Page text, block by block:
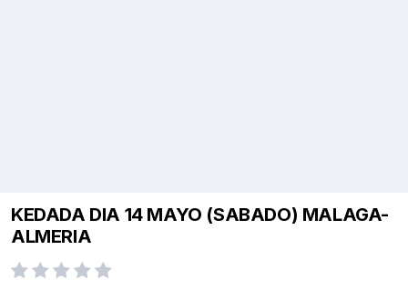
KEDADA DIA 14 MAYO (SABADO) MALAGA-
ALMERIA